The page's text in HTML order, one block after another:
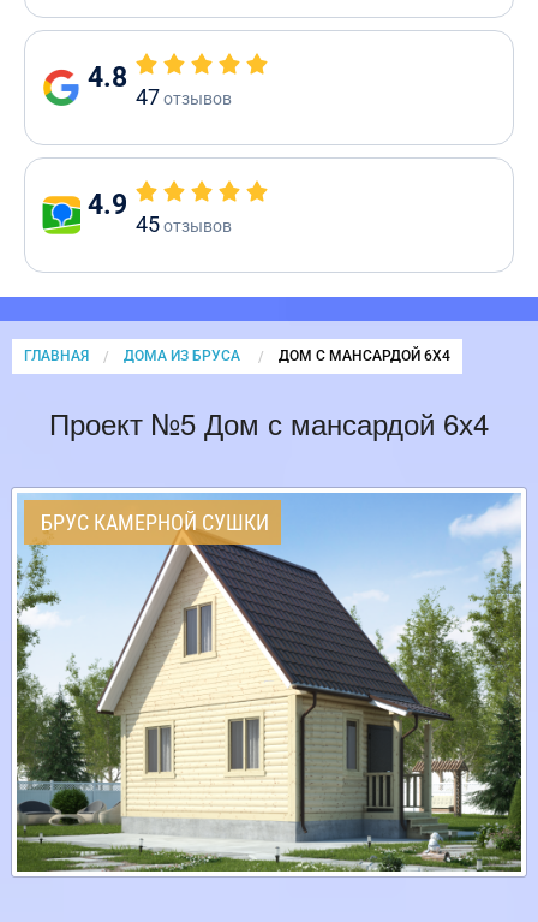
4.8
47отзывов
4.9
45отзывов
ГЛАВНАЯ ДОМА ИЗ БРУСА CURRENT:
ДОМ С МАНСАРДОЙ 6Х4
Проект №5 Дом с мансардой 6х4
БРУС КАМЕРНОЙ СУШКИ